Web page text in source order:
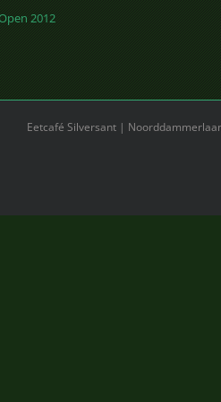
Eetcafé Silversant |